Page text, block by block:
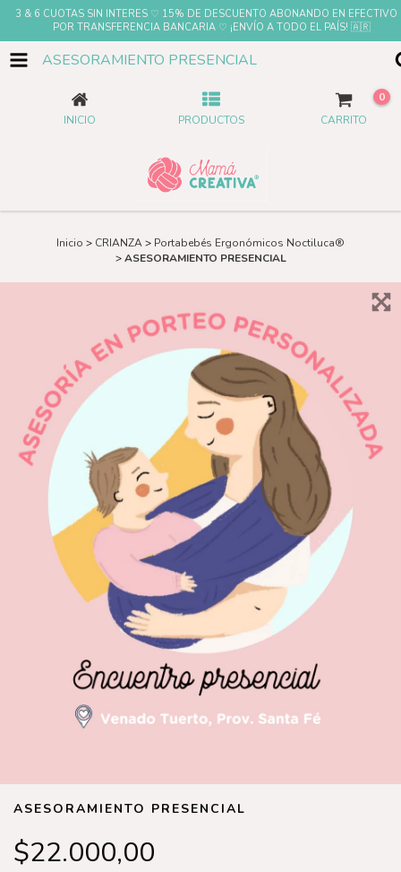
3 & 6 CUOTAS SIN INTERES ♡ 15% DE DESCUENTO ABONANDO EN EFECTIVO
POR TRANSFERENCIA BANCARIA ♡ ¡ENVÍO A TODO EL PAÍS! 🇦🇷
ASESORAMIENTO PRESENCIAL
INICIO PRODUCTOS CARRITO
0
Inicio > CRIANZA> Portabebés Ergonómicos Noctiluca®
> ASESORAMIENTO PRESENCIAL
ASESORAMIENTO PRESENCIAL
$22.000,00